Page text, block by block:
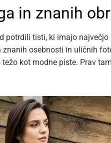
in znanih
potrdili tisti, ki imajo
osebnosti in uličnih
kot modne piste. Prav